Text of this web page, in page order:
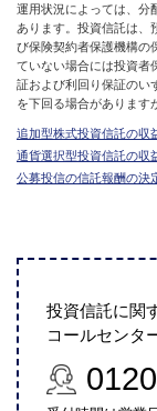
運用状況によっては、分
あります。投資信託は、
び保険契約者保護機構の
ていない場合には投資者
証および利回り保証のい
を下回る場合があります
追加型株式投資信託の収
通貨選択型投資信託の収
公募投信の信託報酬の決
投資信託に関
コールセンタ